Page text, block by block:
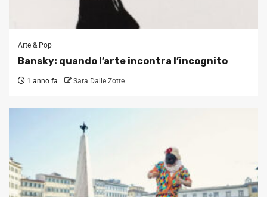
Arte & Pop
Bansky: quando l’arte incontra l’incognito
1 anno fa Sara Dalle Zotte